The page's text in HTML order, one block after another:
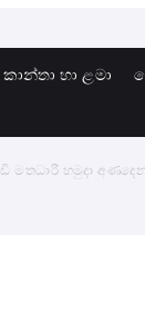
කාන්තා හා ළමා
මතධාරී හමුදා